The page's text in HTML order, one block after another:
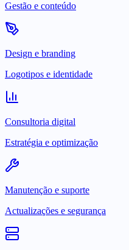
Gestão e conteúdo
Design e branding
Logotipos e identidade
Consultoria digital
Estratégia e optimização
Manutenção e suporte
Actualizações e segurança